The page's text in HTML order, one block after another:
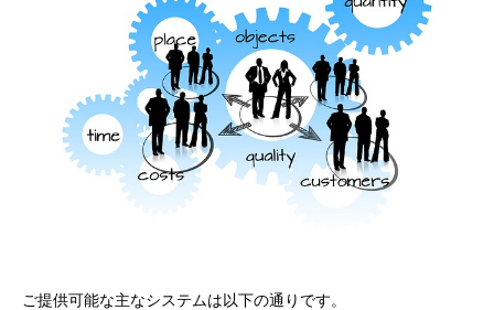
ご提供可能な主なシステムは以下の通りです。